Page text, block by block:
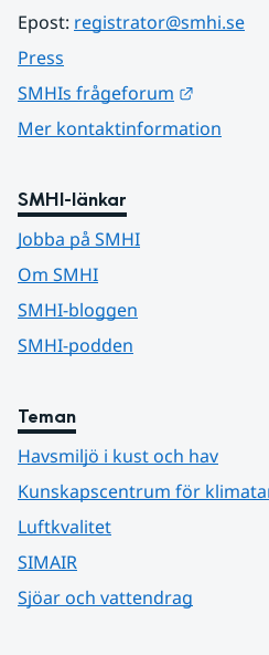
Epost: registrator@smhi.se
Press
SMHIs frågeforum
Mer kontaktinformation
SMHI-länkar
Jobba på SMHI
Om SMHI
SMHI-bloggen
SMHI-podden
Teman
Havsmiljö i kust och hav
Kunskapscentrum för
Luftkvalitet
SIMAIR
Sjöar och vattendrag